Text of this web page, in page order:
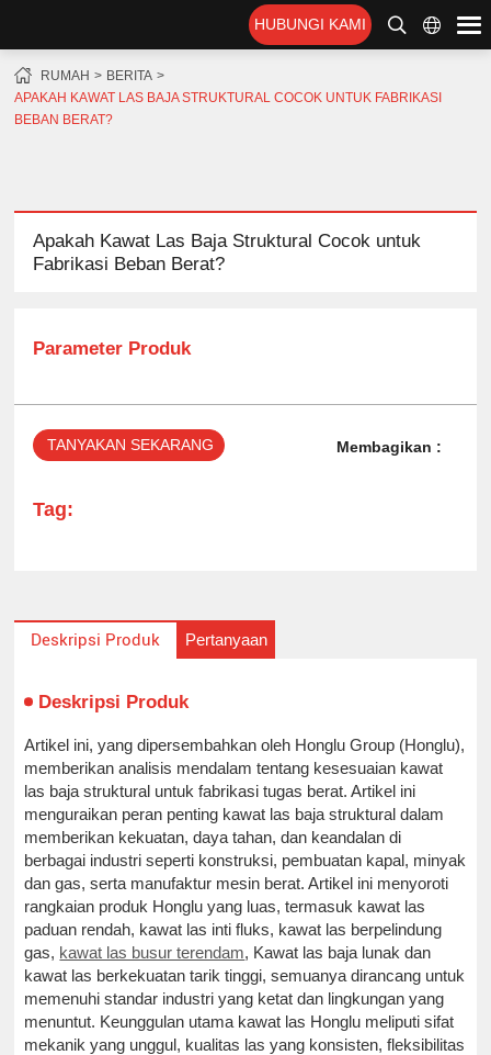
HUBUNGI KAMI
RUMAH
BERITA
APAKAH KAWAT LAS BAJA STRUKTURAL COCOK UNTUK FABRIKASI
BEBAN BERAT?
Apakah Kawat Las Baja Struktural Cocok untuk
Fabrikasi Beban Berat?
Parameter Produk
TANYAKAN SEKARANG Membagikan :
Tag:
Deskripsi Produk Pertanyaan
Deskripsi Produk
Artikel ini, yang dipersembahkan oleh Honglu Group (Honglu),
memberikan analisis mendalam tentang kesesuaian kawat
las baja struktural untuk fabrikasi tugas berat. Artikel ini
menguraikan peran penting kawat las baja struktural dalam
memberikan kekuatan, daya tahan, dan keandalan di
berbagai industri seperti konstruksi, pembuatan kapal, minyak
dan gas, serta manufaktur mesin berat. Artikel ini menyoroti
rangkaian produk Honglu yang luas, termasuk kawat las
paduan rendah, kawat las inti fluks, kawat las berpelindung
gas, kawat las busur terendam, Kawat las baja lunak dan
kawat las berkekuatan tarik tinggi, semuanya dirancang untuk
memenuhi standar industri yang ketat dan lingkungan yang
menuntut. Keunggulan utama kawat las Honglu meliputi sifat
mekanik yang unggul, kualitas las yang konsisten, fleksibilitas